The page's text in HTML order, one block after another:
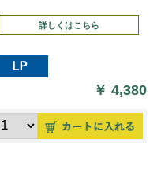
詳しくはこちら
￥4,380